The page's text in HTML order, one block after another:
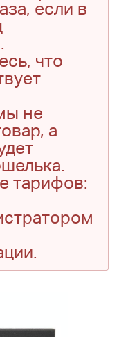
если в
что
не
а
тарифов: